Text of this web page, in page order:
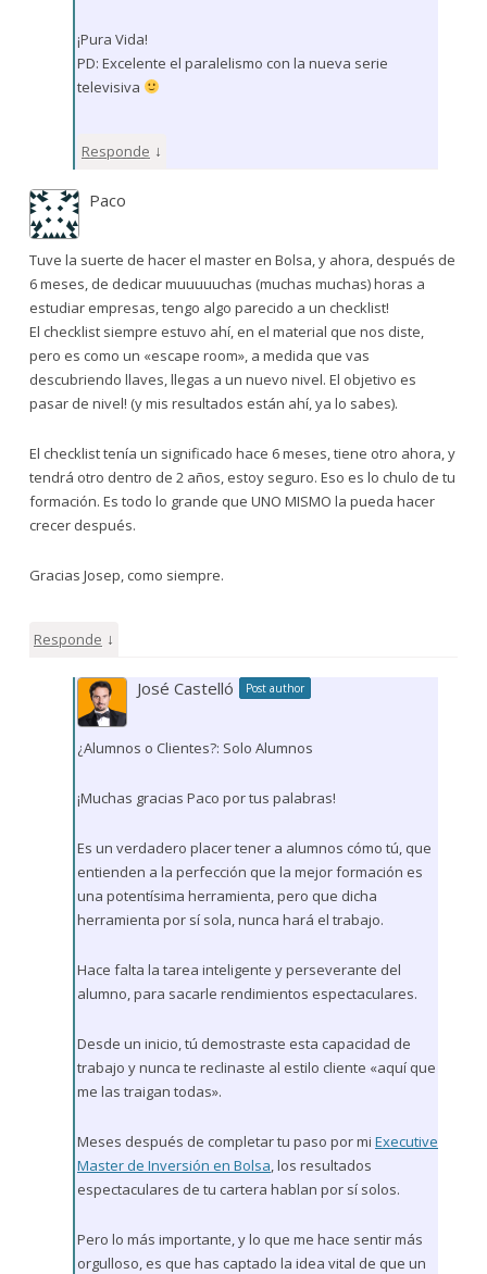
¡Pura Vida!
PD: Excelente el paralelismo con la nueva serie
televisiva
Responde ↓
Paco
Tuve la suerte de hacer el master en Bolsa, y ahora, después de
6 meses, de dedicar muuuuuchas (muchas muchas) horas a
estudiar empresas, tengo algo parecido a un checklist!
El checklist siempre estuvo ahí, en el material que nos diste,
pero es como un «escape room», a medida que vas
descubriendo llaves, llegas a un nuevo nivel. El objetivo es
pasar de nivel! (y mis resultados están ahí, ya lo sabes).
El checklist tenía un significado hace 6 meses, tiene otro ahora, y
tendrá otro dentro de 2 años, estoy seguro. Eso es lo chulo de tu
formación. Es todo lo grande que UNO MISMO la pueda hacer
crecer después.
Gracias Josep, como siempre.
Responde ↓
José Castelló Post author
¿Alumnos o Clientes?: Solo Alumnos
¡Muchas gracias Paco por tus palabras!
Es un verdadero placer tener a alumnos cómo tú, que
entienden a la perfección que la mejor formación es
una potentísima herramienta, pero que dicha
herramienta por sí sola, nunca hará el trabajo.
Hace falta la tarea inteligente y perseverante del
alumno, para sacarle rendimientos espectaculares.
Desde un inicio, tú demostraste esta capacidad de
trabajo y nunca te reclinaste al estilo cliente «aquí que
me las traigan todas».
Meses después de completar tu paso por mi Executive
Master de Inversión en Bolsa, los resultados
espectaculares de tu cartera hablan por sí solos.
Pero lo más importante, y lo que me hace sentir más
orgulloso, es que has captado la idea vital de que un